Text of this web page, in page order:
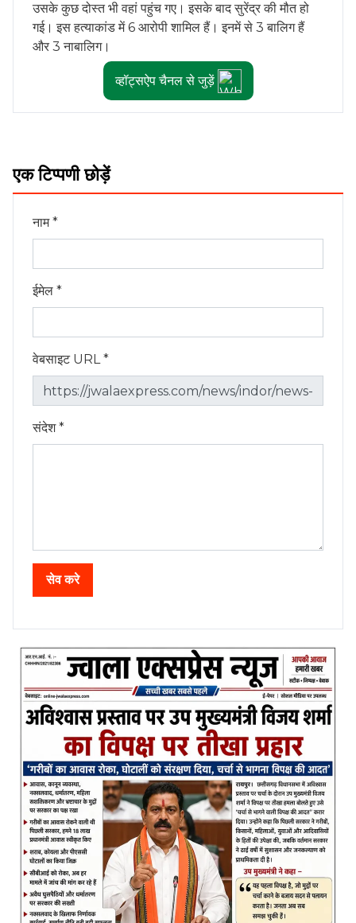
उसके कुछ दोस्त भी वहां पहुंच गए। इसके बाद सुरेंद्र की मौत हो
गई। इस हत्याकांड में 6 आरोपी शामिल हैं। इनमें से 3 बालिग हैं
और 3 नाबालिग।
व्हॉट्सऐप चैनल से जुड़ें
एक टिप्पणी छोड़ें
नाम *
ईमेल *
वेबसाइट URL *
संदेश *